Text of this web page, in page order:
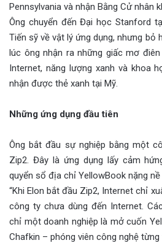
Pennsylvania và nhận Bằng Cử nhân
Ông chuyển đến Đại học Stanford
Tiến sỹ về vật lý ứng dụng, nhưng bỏ
lúc ông nhận ra những giấc mơ
Internet, năng lượng xanh và khoa
nhận được thẻ xanh tại Mỹ.
Những ứng dụng đầu tiên
Ông bắt đầu sự nghiệp bằng một
Zip2. Đây là ứng dụng lấy cảm
quyển sổ địa chỉ YellowBook nặng nề
“Khi Elon bắt đầu Zip2, Internet chỉ
công ty chưa dùng đến Internet.
chỉ một doanh nghiệp là mở cuốn
Chafkin – phóng viên công nghệ